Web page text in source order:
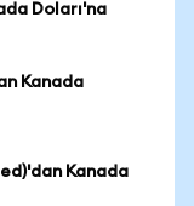
Doları'na
Kanada
Kanada